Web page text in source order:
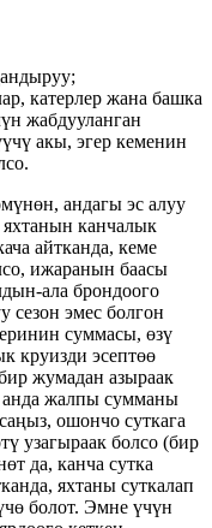
катерлер жана башка
жабдууланган
акы, эгер кеменин
андагы эс алуу
канчалык
айтканда, кеме
ижаранын баасы
ала брондоого
сезон эмес болгон
суммасы, өзү
круизди эсептөө
жумадан азыраак
анда жалпы сумманы
ошончо суткага
узагыраак болсо (бир
да, канча сутка
яхтаны суткалап
болот. Эмне үчүн